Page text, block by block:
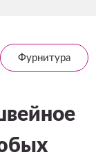
Фурнитура